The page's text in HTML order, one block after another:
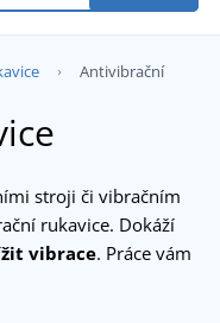
Antivibrační
stroji či vibračním
rukavice. Dokáží
vibrace. Práce vám